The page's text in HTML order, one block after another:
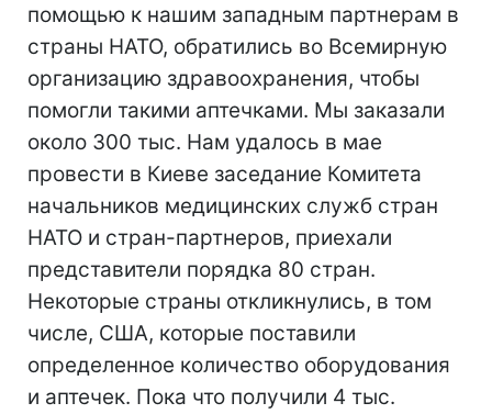
помощью к нашим западным партнерам в
страны НАТО, обратились во Всемирную
организацию здравоохранения, чтобы
помогли такими аптечками. Мы заказали
около 300 тыс. Нам удалось в мае
провести в Киеве заседание Комитета
начальников медицинских служб стран
НАТО и стран-партнеров, приехали
представители порядка 80 стран.
Некоторые страны откликнулись, в том
числе, США, которые поставили
определенное количество оборудования
и аптечек. Пока что получили 4 тыс.